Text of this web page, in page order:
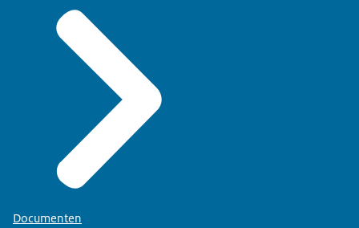
Documenten